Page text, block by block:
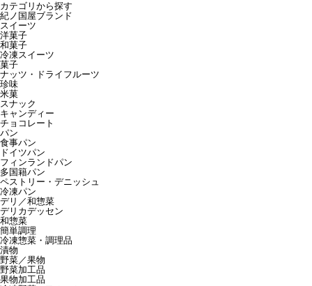
カテゴリから探す
紀ノ国屋ブランド
スイーツ
洋菓子
和菓子
冷凍スイーツ
菓子
ナッツ・ドライフルーツ
珍味
米菓
スナック
キャンディー
チョコレート
パン
食事パン
ドイツパン
フィンランドパン
多国籍パン
ペストリー・デニッシュ
冷凍パン
デリ／和惣菜
デリカデッセン
和惣菜
簡単調理
冷凍惣菜・調理品
漬物
野菜／果物
野菜加工品
果物加工品